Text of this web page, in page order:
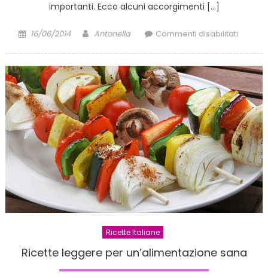
importanti. Ecco alcuni accorgimenti […]
Posted
16/06/2014 Author
Antonella Commenti disabilitatisu
la
cucina
Ricette Italiane
Ricette leggere per un’alimentazione sana